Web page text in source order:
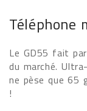
Téléphone
Le GD55 fait
du marché.
ne pèse que 65
!